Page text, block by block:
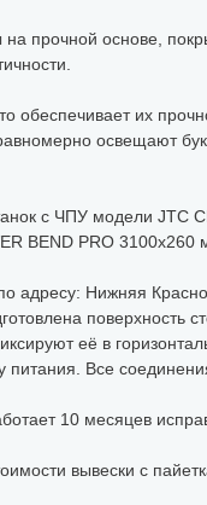
прочной основе,
их
освещают
с ЧПУ модели
BEND PRO
адресу: Нижняя
её в
питания. Все
10 месяцев
вывески с